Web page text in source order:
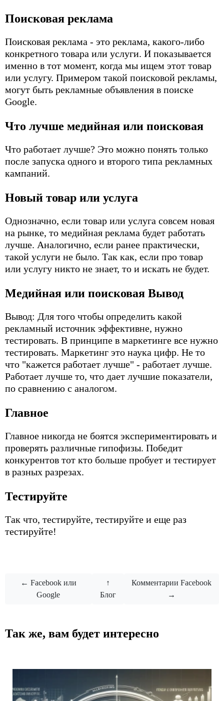
Поисковая реклама
Поисковая реклама - это реклама, какого-либо
конкретного товара или услуги. И показывается
именно в тот момент, когда мы ищем этот товар
или услугу. Примером такой поисковой рекламы,
могут быть рекламные объявления в поиске
Google.
Что лучше медийная или поисковая
Что работает лучше? Это можно понять только
после запуска одного и второго типа рекламных
кампаний.
Новый товар или услуга
Однозначно, если товар или услуга совсем новая
на рынке, то медийная реклама будет работать
лучше. Аналогично, если ранее практически,
такой услуги не было. Так как, если про товар
или услугу никто не знает, то и искать не будет.
Медийная или поисковая Вывод
Вывод: Для того чтобы определить какой
рекламный источник эффективне, нужно
тестировать. В принципе в маркетинге все нужно
тестировать. Маркетинг это наука цифр. Не то
что "кажется работает лучше" - работает лучше.
Работает лучше то, что дает лучшие показатели,
по сравнению с аналогом.
Главное
Главное никогда не боятся экспериментировать и
проверять различные гипофизы. Победит
конкурентов тот кто больше пробует и тестирует
в разных разрезах.
Тестируйте
Так что, тестируйте, тестируйте и еще раз
тестируйте!
← Facebook или
Google
↑
Блог
Комментарии Facebook
→
Так же, вам будет интересно